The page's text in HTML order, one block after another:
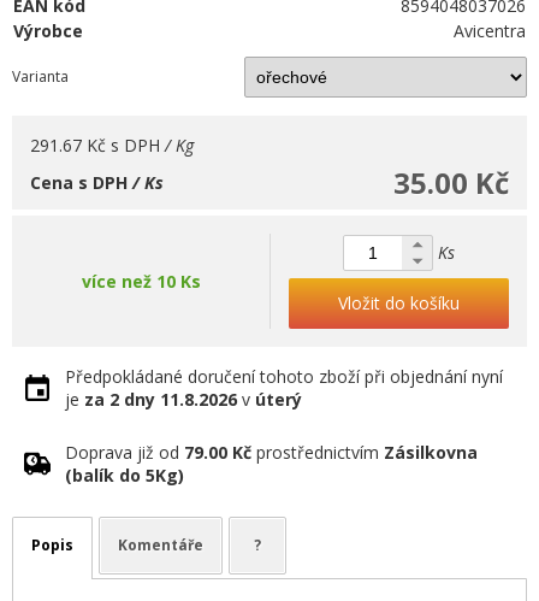
EAN kód
8594048037026
Výrobce
Avicentra
Varianta
291.67 Kč s DPH / Kg
35.00 Kč
Cena s DPH/ Ks
více než 10 Ks
Ks
Vložit do košíku
Předpokládané doručení tohoto zboží při objednání nyní
je za 2 dny 11.8.2026 v úterý
Doprava již od 79.00 Kč prostřednictvím Zásilkovna
(balík do 5Kg)
Popis Komentáře ?